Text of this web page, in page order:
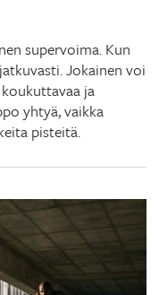
supervoima. Kun
Jokainen voi
ja
yhtyä, vaikka
pisteitä.